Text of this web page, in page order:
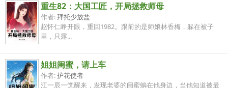
重生82：大国工匠，开局拯救师母
作者: 拜托少放盐
赵怀仁睁开眼，重回1982。跟前的是师娘林香梅，躲在被子
里，只露...
姐姐闺蜜，请上车
作者:护花使者
江一辰一觉醒来，发现老婆的闺蜜躺在他身边，当他知道被最